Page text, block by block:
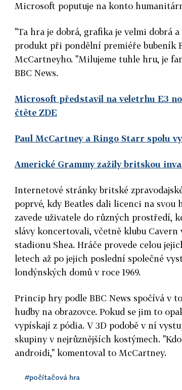
Microsoft poputuje na konto
"Ta hra je dobrá, grafika je velmi dobrá
produkt při pondělní premiéře bubeník
McCartneyho. "Milujeme tuhle hru, je
BBC News.
Microsoft představil na veletrhu E3
čtěte ZDE
Paul McCartney a Ringo Starr spolu
Americké Grammy zažily britskou
Internetové stránky britské
poprvé, kdy Beatles dali licenci na svou
zavede uživatele do různých prostředí,
slávy koncertovali, včetně klubu
stadionu Shea. Hráče provede celou
letech až po jejich poslední společné
londýnských domů v roce 1969.
Princip hry podle BBC News spočívá v
hudby na obrazovce. Pokud se jim to
vypískají z pódia. V 3D podobě v ní
skupiny v nejrůznějších kostýmech.
androidi," komentoval to McCartney.
#počítačová hra